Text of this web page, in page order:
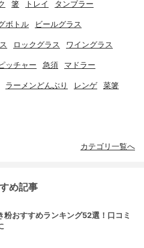
箸 トレイ タンブラー
ボトル ビールグラス
ロックグラス ワイングラス
ッチャー 急須 マドラー
ラーメンどんぶり レンゲ 菜箸
カテゴリ一覧へ
め記事
粉おすすめランキング52選！口コミ